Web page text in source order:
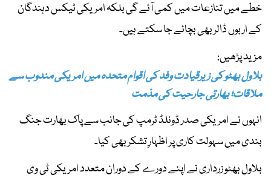
خطے میں تنازعات میں کمی آئے گی بلکہ امریکی ٹیکس دہندگان
کے اربوں ڈالر بھی بچائے جا سکتے ہیں۔
مزید پڑھیں:
بلاول بھٹو کی زیرقیادت وفد کی اقوام متحدہ میں امریکی مندوب سے
ملاقات؛ بھارتی جارحیت کی مذمت
انہوں نے امریکی صدر ڈونلڈ ٹرمپ کی جانب سے پاک بھارت جنگ
بندی میں سہولت کاری پر اظہارِ تشکر بھی کیا۔
بلاول بھٹو زرداری نے اپنے دورے کے دوران متعدد امریکی ٹی وی